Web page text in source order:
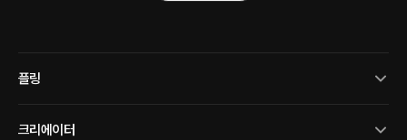
플링
크리에이터